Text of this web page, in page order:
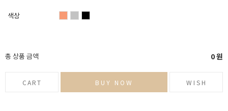
색상
총 상품 금액 0원
CART BUY NOW WISH